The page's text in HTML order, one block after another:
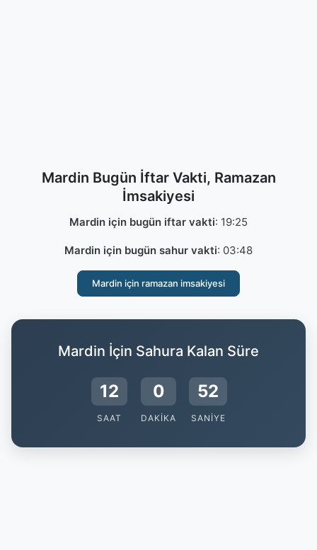
Mardin Bugün İftar Vakti, Ramazan
İmsakiyesi
Mardin için bugün iftar vakti: 19:25
Mardin için bugün sahur vakti: 03:48
Mardin için ramazan imsakiyesi
Mardin İçin Sahura Kalan Süre
12
SAAT
0
DAKIKA
51
SANIYE